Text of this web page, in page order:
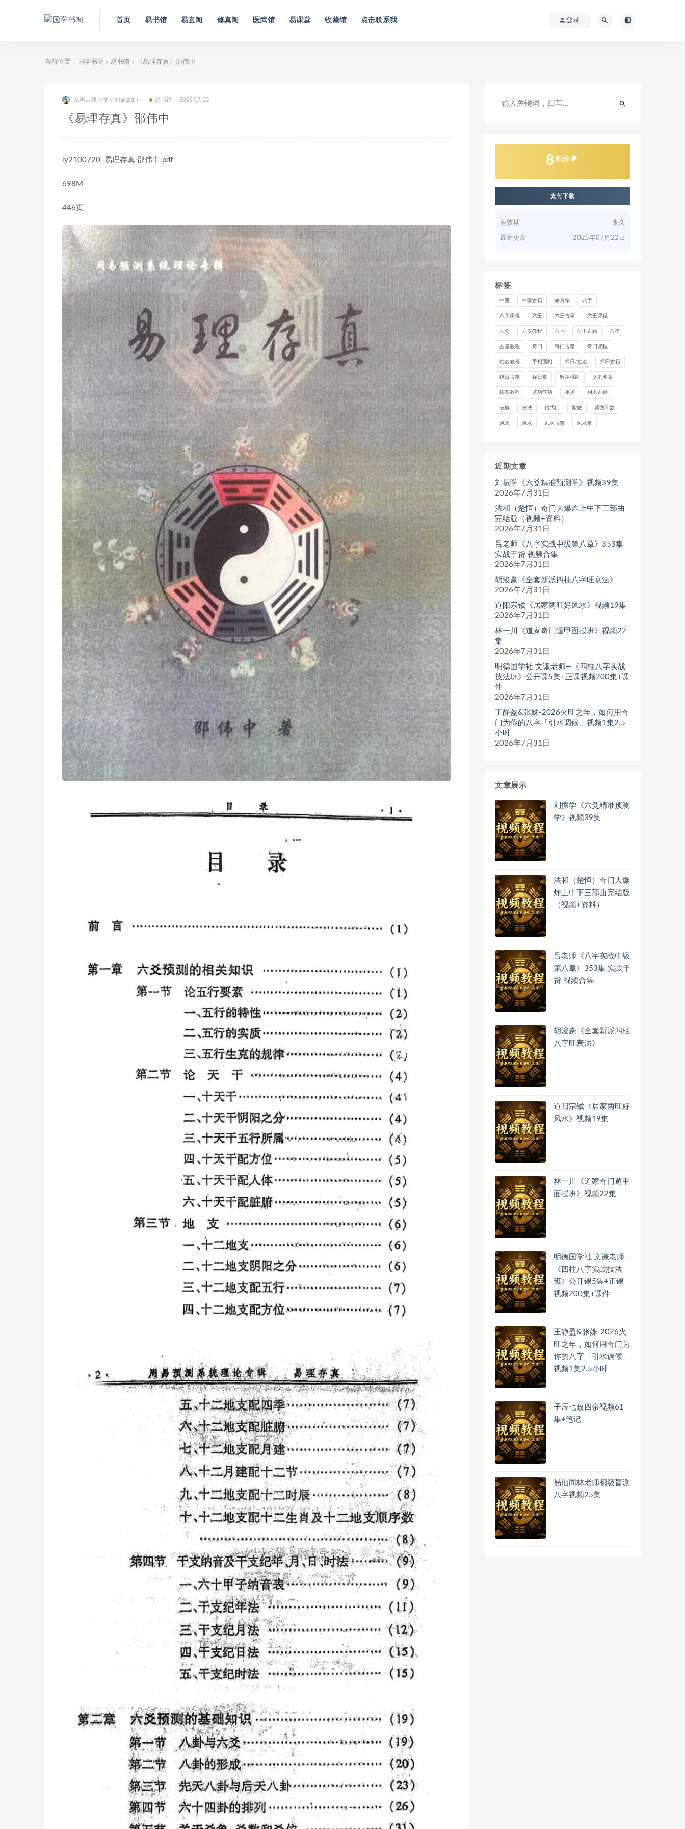
首页 易书馆 易玄阁 修真阁 医武馆 易课堂 收藏馆 点击联系我 登录
当前位置： 国学书阁 > 易书馆 > 《易理存真》邵伟中
易善古籍（微:yishanguji） 易书馆 2025-07-22
《易理存真》邵伟中
ly2100720 易理存真 邵伟中.pdf
698M
446页
8 积分
支付下载
有效期 永久
最近更新 2025年07月22日
标签
中医 中医古籍 修真馆 八字
八字课程 六壬 六壬古籍 六壬课程
六爻 六爻教程 占卜 占卜古籍 占星
占星教程 奇门 奇门古籍 奇门课程
姓名教程 手相面相 择日/姓名 择日古籍
择日古籍 择日堂 数字机凶 文史名著
梅花教程 武功气功 相术 相术古籍
破解 秘法 精武门 紫微 紫微斗数
风水 风水 风水古籍 风水堂
近期文章
刘振学《六爻精准预测学》视频39集
2026年7月31日
法和（楚恒）奇门大爆炸上中下三部曲
完结版（视频+资料）
2026年7月31日
吕老师《八字实战中级第八章》353集
实战干货 视频合集
2026年7月31日
胡浚豪《全套新派四柱八字旺衰法》
2026年7月31日
道阳宗钺《居家两旺好风水》视频19集
2026年7月31日
林一川《道家奇门遁甲面授班》视频22
集
2026年7月31日
明德国学社 文谦老师—《四柱八字实战
技法班》公开课5集+正课视频200集+课
件
2026年7月31日
王静盈&张姝-2026火旺之年，如何用奇
门为你的八字「引水调候」视频1集2.5
小时
2026年7月31日
文章展示
刘振学《六爻精准预测
学》视频39集
法和（楚恒）奇门大爆
炸上中下三部曲完结版
（视频+资料）
吕老师《八字实战中级
第八章》353集 实战干
货 视频合集
胡浚豪《全套新派四柱
八字旺衰法》
道阳宗钺《居家两旺好
风水》视频19集
林一川《道家奇门遁甲
面授班》视频22集
明德国学社 文谦老师—
《四柱八字实战技法
班》公开课5集+正课
视频200集+课件
王静盈&张姝-2026火
旺之年，如何用奇门为
你的八字「引水调候」
视频1集2.5小时
子辰七政四余视频61
集+笔记
易仙同林老师初级盲派
八字视频25集